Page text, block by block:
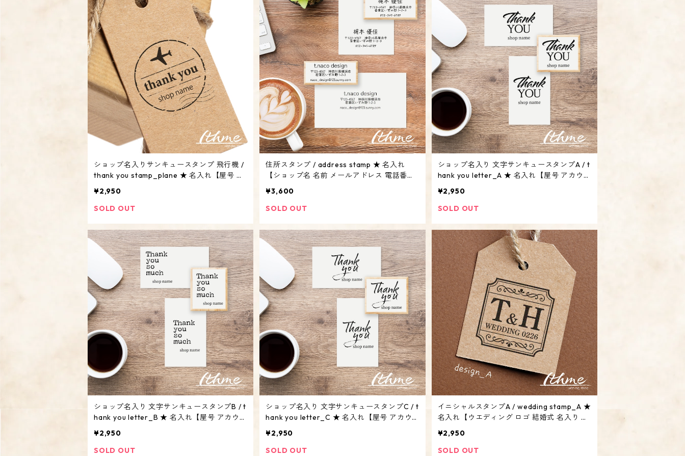
ショップ名入りサンキュースタンプ 飛行機 /
thank you stamp_plane ★ 名入れ【屋号 ア
¥2,950
SOLD OUT
住所スタンプ / address stamp ★ 名入れ
【ショップ名 名前 メールアドレス 電話番号
¥3,600
SOLD OUT
ショップ名入り 文字サンキュースタンプA / t
hank you letter_A ★ 名入れ【屋号 アカウン
¥2,950
SOLD OUT
ショップ名入り 文字サンキュースタンプB / t
hank you letter_B ★ 名入れ【屋号 アカウン
¥2,950
SOLD OUT
ショップ名入り 文字サンキュースタンプC / t
hank you letter_C ★ 名入れ【屋号 アカウ
¥2,950
SOLD OUT
イニシャルスタンプA / wedding stamp_A ★
名入れ【ウエディング ロゴ 結婚式 名入り 日
¥2,950
SOLD OUT